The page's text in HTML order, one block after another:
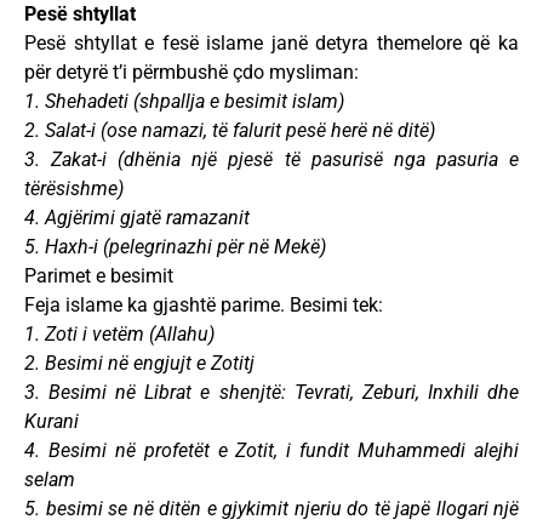
Pesë shtyllat
Pesë shtyllat e fesë islame janë detyra themelore që ka
për detyrë t’i përmbushë çdo mysliman:
1. Shehadeti (shpallja e besimit islam)
2. Salat-i (ose namazi, të falurit pesë herë në ditë)
3. Zakat-i (dhënia një pjesë të pasurisë nga pasuria e
tërësishme)
4. Agjërimi gjatë ramazanit
5. Haxh-i (pelegrinazhi për në Mekë)
Parimet e besimit
Feja islame ka gjashtë parime. Besimi tek:
1. Zoti i vetëm (Allahu)
2. Besimi në engjujt e Zotitj
3. Besimi në Librat e shenjtë: Tevrati, Zeburi, Inxhili dhe
Kurani
4. Besimi në profetët e Zotit, i fundit Muhammedi alejhi
selam
5. besimi se në ditën e gjykimit njeriu do të japë llogari një